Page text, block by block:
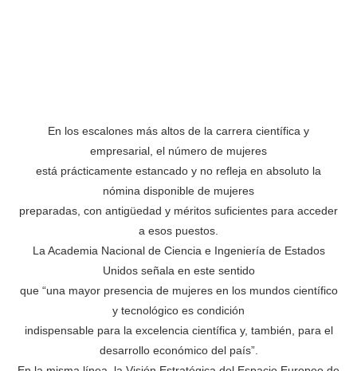
En los escalones más altos de la carrera científica y
empresarial, el número de mujeres
está prácticamente estancado y no refleja en absoluto la
nómina disponible de mujeres
preparadas, con antigüedad y méritos suficientes para acceder
a esos puestos.
La Academia Nacional de Ciencia e Ingeniería de Estados
Unidos señala en este sentido
que “una mayor presencia de mujeres en los mundos científico
y tecnológico es condición
indispensable para la excelencia científica y, también, para el
desarrollo económico del país”.